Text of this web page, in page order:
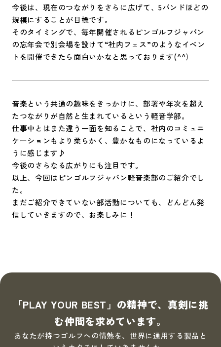
今後は、現在のつながりをさらに広げて、5バンドほどの
規模にすることが目標です。
そのタイミングで、毎年開催されるピンゴルフジャパン
の忘年会で別会場を設けて“社内フェス”のようなイベン
トを開催できたら面白いかなと思っております(^^）
音楽という共通の趣味をきっかけに、部署や年次を超え
たつながりが自然と生まれているという軽音学部。
仕事中とはまた違う一面を知ることで、社内のコミュニ
ケーションもより柔らかく、豊かなものになっているよ
うに感じます♪
今後のさらなる広がりにも注目です。
以上、今回はピンゴルフジャパン軽音楽部のご紹介でし
た。
まだご紹介できていない部活動についても、どんどん発
信していきますので、お楽しみに！
「PLAY YOUR BEST」の精神で、真剣に挑
む仲間を求めています。
あなたが持つゴルフへの情熱を、世界に通用する製品と